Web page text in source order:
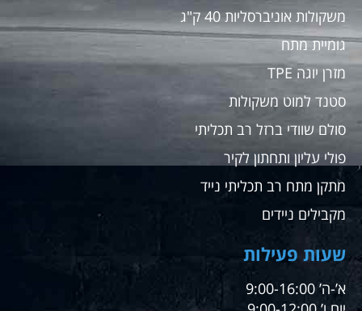
משקולות אוניברסליות 40 ק"ג
גומיית מתח
מזרן יוגה TPE
סטנד למוט משקולות
סולם שוודי ברזל רב תכליתי
פולי עליון ותחתון לקיר
מתקן מתח רב תכליתי נייד
מקבילים ניידים
שעות פעילות
א’-ה’ 9:00-16:00